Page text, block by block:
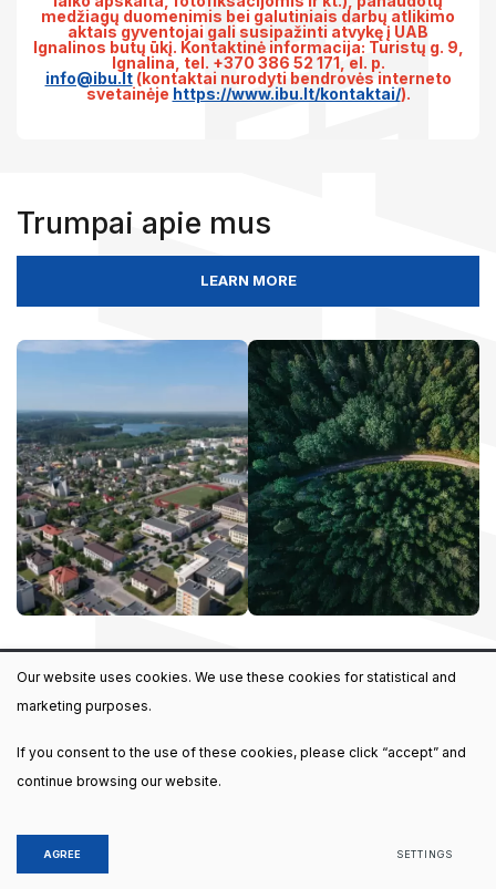
medžiagų duomenimis bei galutiniais darbų atlikimo
aktais gyventojai gali susipažinti atvykę į UAB
Ignalinos butų ūkį. Kontaktinė informacija: Turistų g. 9,
Ignalina, tel. +370 386 52 171, el. p.
info@ibu.lt(kontaktai nurodyti bendrovės interneto
svetainėje https://www.ibu.lt/kontaktai/).
Trumpai apie mus
LEARN MORE
Our website uses cookies. We use these cookies for statistical and
marketing purposes.
If you consent to the use of these cookies, please click “accept” and
continue browsing our website.
AGREE SETTINGS